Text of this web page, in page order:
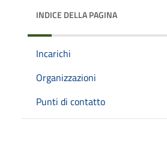
INDICE DELLA PAGINA
Incarichi
Organizzazioni
Punti di contatto